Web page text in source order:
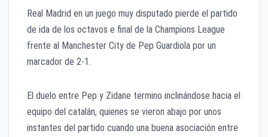
Real Madrid en un juego muy disputado pierde el partido
de ida de los octavos e final de la Champions League
frente al Manchester City de Pep Guardiola por un
marcador de 2-1.
El duelo entre Pep y Zidane termino inclinándose hacia el
equipo del catalán, quienes se vieron abajo por unos
instantes del partido cuando una buena asociación entre